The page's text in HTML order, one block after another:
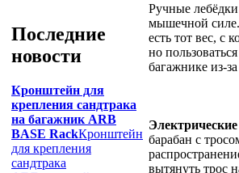
Последние
новости
Кронштейн для
крепления сандтрака
на багажник ARB
BASE RackКронштейн
для крепления
сандтрака
Ручные
мышечной силе.
есть тот вес, с
но
багажнике из-
барабан с
вытянуть трос